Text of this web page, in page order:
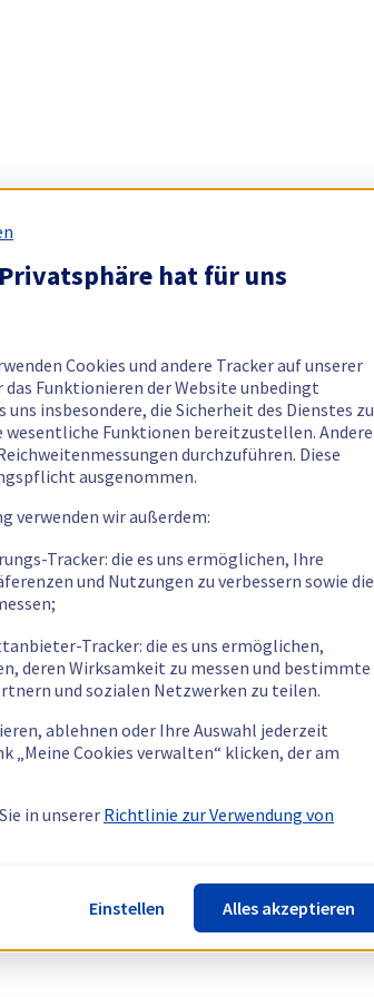
hat für uns
Cookies und andere Tracker auf unserer
das Funktionieren der Website unbedingt
insbesondere, die Sicherheit des Dienstes zu
Funktionen bereitzustellen. Andere
durchzuführen. Diese
ausgenommen.
verwenden wir außerdem:
Tracker: die es uns ermöglichen, Ihre
und Nutzungen zu verbessern sowie die
Tracker: die es uns ermöglichen,
deren Wirksamkeit zu messen und bestimmte
und sozialen Netzwerken zu teilen.
ablehnen oder Ihre Auswahl jederzeit
„Meine Cookies verwalten“ klicken, der am
in unsererRichtlinie zur Verwendung von
Einstellen Alles akzeptieren